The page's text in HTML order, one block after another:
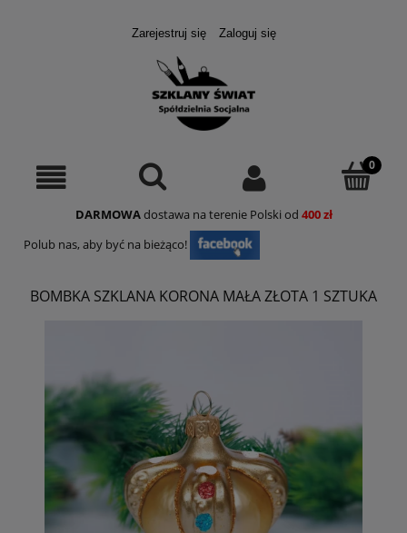
Zarejestruj się Zaloguj się
DARMOWAdostawa na terenie Polski od 400 zł
Polub nas, aby być na bieżąco!
BOMBKA SZKLANA KORONA MAŁA ZŁOTA 1 SZTUKA